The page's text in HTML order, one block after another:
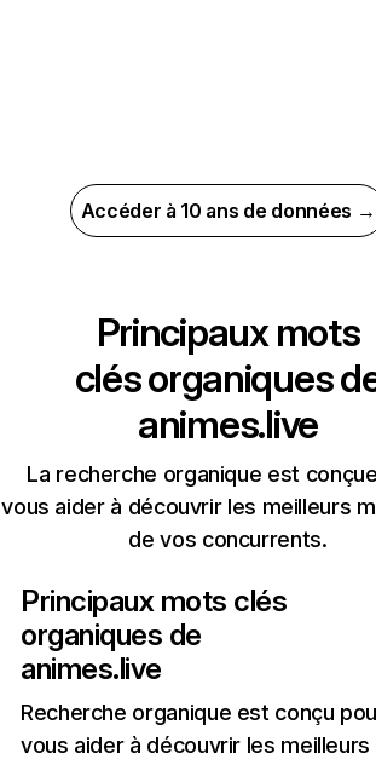
Accéder à 10 ans de données →
Principaux mots
clés organiques
animes.live
La recherche organique est
vous aider à découvrir les meilleurs
de vos concurrents.
Principaux mots clés
organiques de
animes.live
Recherche organique est conçu
vous aider à découvrir les